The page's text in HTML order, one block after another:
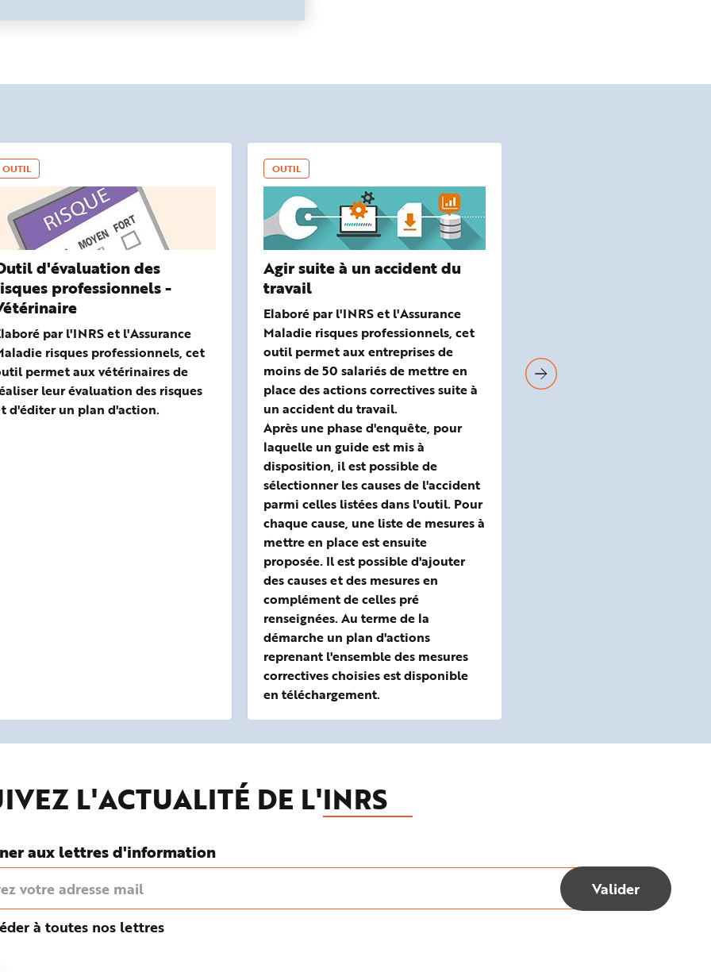
OUTIL
d'évaluation des
professionnels -
par l'INRS et l'Assurance
risques professionnels, cet
permet aux vétérinaires de
leur évaluation des risques
d'éditer un plan d'action.
OUTIL
Agir suite à un accident du
travail
Elaboré par l'INRS et l'Assurance
Maladie risques professionnels, cet
outil permet aux entreprises de
moins de 50 salariés de mettre en
place des actions correctives suite à
un accident du travail.
Après une phase d'enquête, pour
laquelle un guide est mis à
disposition, il est possible de
sélectionner les causes de l'accident
parmi celles listées dans l'outil. Pour
chaque cause, une liste de mesures à
mettre en place est ensuite
proposée. Il est possible d'ajouter
des causes et des mesures en
complément de celles pré
renseignées. Au terme de la
démarche un plan d'actions
reprenant l'ensemble des mesures
correctives choisies est disponible
en téléchargement.
L'ACTUALITÉ DE L'INRS
aux lettres d'information
à toutes nos lettres